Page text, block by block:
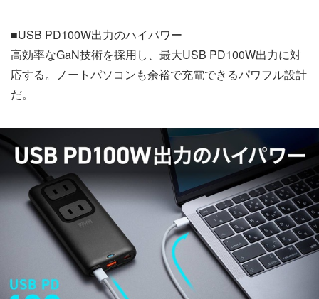
■USB PD100W出力のハイパワー
高効率なGaN技術を採用し、最大USB PD100W出力に対
応する。ノートパソコンも余裕で充電できるパワフル設計
だ。